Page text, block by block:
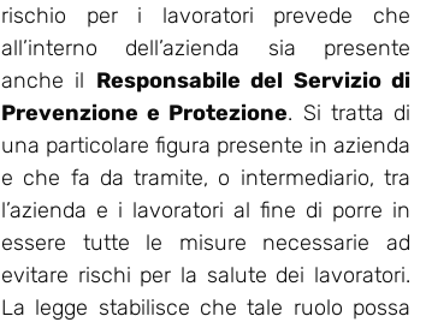
rischio per i lavoratori prevede che
all’interno dell’azienda sia presente
anche il Responsabile del Servizio di
Prevenzione e Protezione. Si tratta di
una particolare figura presente in azienda
e che fa da tramite, o intermediario, tra
l’azienda e i lavoratori al fine di porre in
essere tutte le misure necessarie ad
evitare rischi per la salute dei lavoratori.
La legge stabilisce che tale ruolo possa